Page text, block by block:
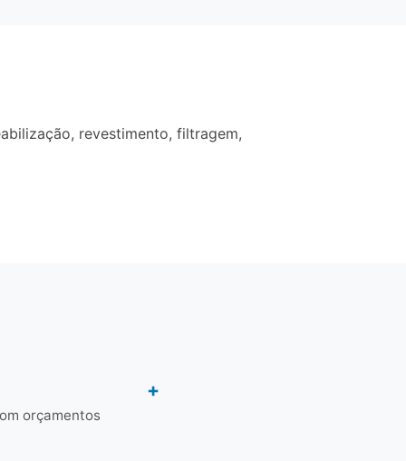
revestimento, filtragem,
orçamentos